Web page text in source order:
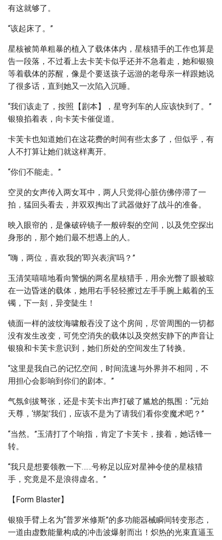
有这就够了。
“该起床了。”
星核被简单粗暴的植入了载体体内，星核猎手的工作也算是
告一段落，不过看上去卡芙卡似乎还并不急着走，她和银狼
等着载体的苏醒，像是个要送孩子远游的老母亲一样跟她说
了很多话，直到她又一次陷入沉睡。
“我们该走了，按照【剧本】，星穹列车的人应该快到了。”
银狼掐着表，向卡芙卡催促道。
卡芙卡也知道她们在这花费的时间有些太多了，但似乎，有
人不打算让她们就这样离开。
“你们不能走。”
空灵的女声传入两女耳中，两人只觉得心脏仿佛停滞了一
拍，猛回头看去，并双双掏出了武器做好了战斗的准备。
映入眼帘的，是像破碎镜子一般碎裂的空间，以及凭空探出
身形的，那个她们最不想遇上的人。
“嗨，两位，喜欢我的‘即兴表演’吗？”
玉清笑嘻嘻地看向警惕的两名星核猎手，用余光瞥了眼被晾
在一边昏迷的载体，她用右手轻轻擦过左手手腕上戴着的玉
镯，下一刻，异变陡生！
镜面一样的波纹海啸般吞没了这个房间，尽管周围的一切都
没有发生改变，可凭空消失的载体以及突然安静下的声音让
银狼和卡芙卡意识到，她们所处的空间发生了转换。
“这里是我自己的记忆空间，时间流速与外界并不相同，不
用担心会影响到你们的剧本。”
气氛剑拔弩张，还是卡芙卡出声打破了尴尬的氛围：“元始
天尊，‘绑架’我们，应该不是为了请我们看你变魔术吧？”
“当然。”玉清打了个响指，肯定了卡芙卡，接着，她话锋一
转。
“我只是想要领教一下……号称足以应对星神令使的星核猎
手，究竟是不是浪得虚名。”
【Form Blaster】
银狼手臂上名为“普罗米修斯”的多功能器械瞬间转变形态，
一道由虚数能量构成的冲击波爆射而出！炽热的光束直逼玉